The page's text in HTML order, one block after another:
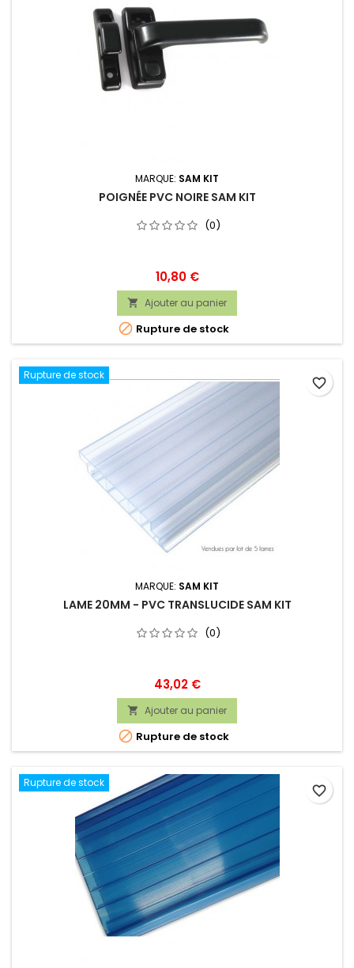
MARQUE: SAM KIT
POIGNÉE PVC NOIRE SAM KIT
(0)
Prix
10,80 €
 Ajouter au panier
 Rupture de stock
Rupture de stock
MARQUE: SAM KIT
LAME 20MM - PVC TRANSLUCIDE SAM KIT
(0)
Prix
43,02 €
 Ajouter au panier
 Rupture de stock
favorite_border
Rupture de stock
favorite_border